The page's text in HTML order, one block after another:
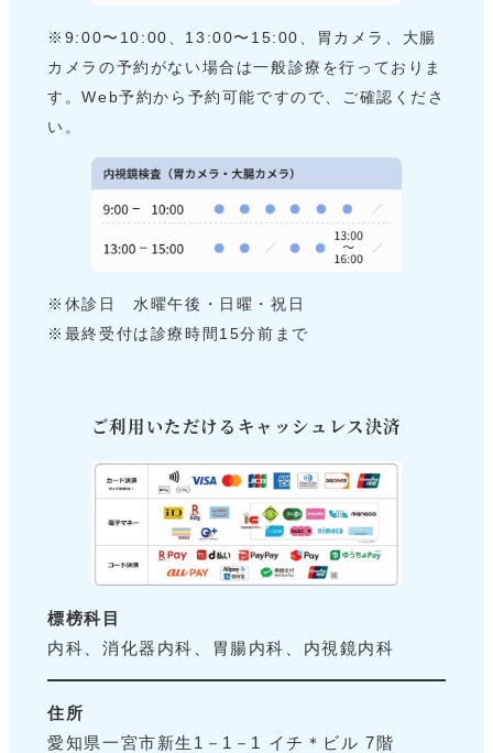
※9:00〜10:00、13:00〜15:00、胃カメラ、大腸
カメラの予約がない場合は一般診療を行っておりま
す。Web予約から予約可能ですので、ご確認くださ
い。
※休診日 水曜午後・日曜・祝日
※最終受付は診療時間15分前まで
ご利用いただけるキャッシュレス決済
標榜科目
内科、消化器内科、胃腸内科、内視鏡内科
住所
愛知県一宮市新生1－1－1 イチ＊ビル 7階